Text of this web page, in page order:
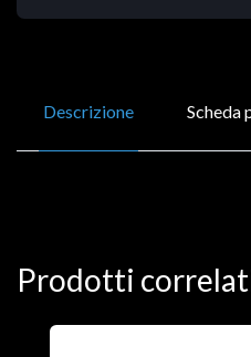
Descrizione Scheda
Prodotti